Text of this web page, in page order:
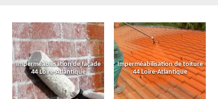
Imperméabilisation de façade
44 Loire-Atlantique
Imperméabilisation de toiture
44 Loire-Atlantique